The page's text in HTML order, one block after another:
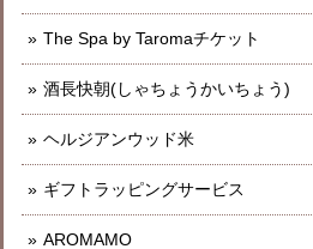
The Spa by Taromaチケット
酒長快朝(しゃちょうかいちょう)
ヘルジアンウッド米
ギフトラッピングサービス
AROMAMO